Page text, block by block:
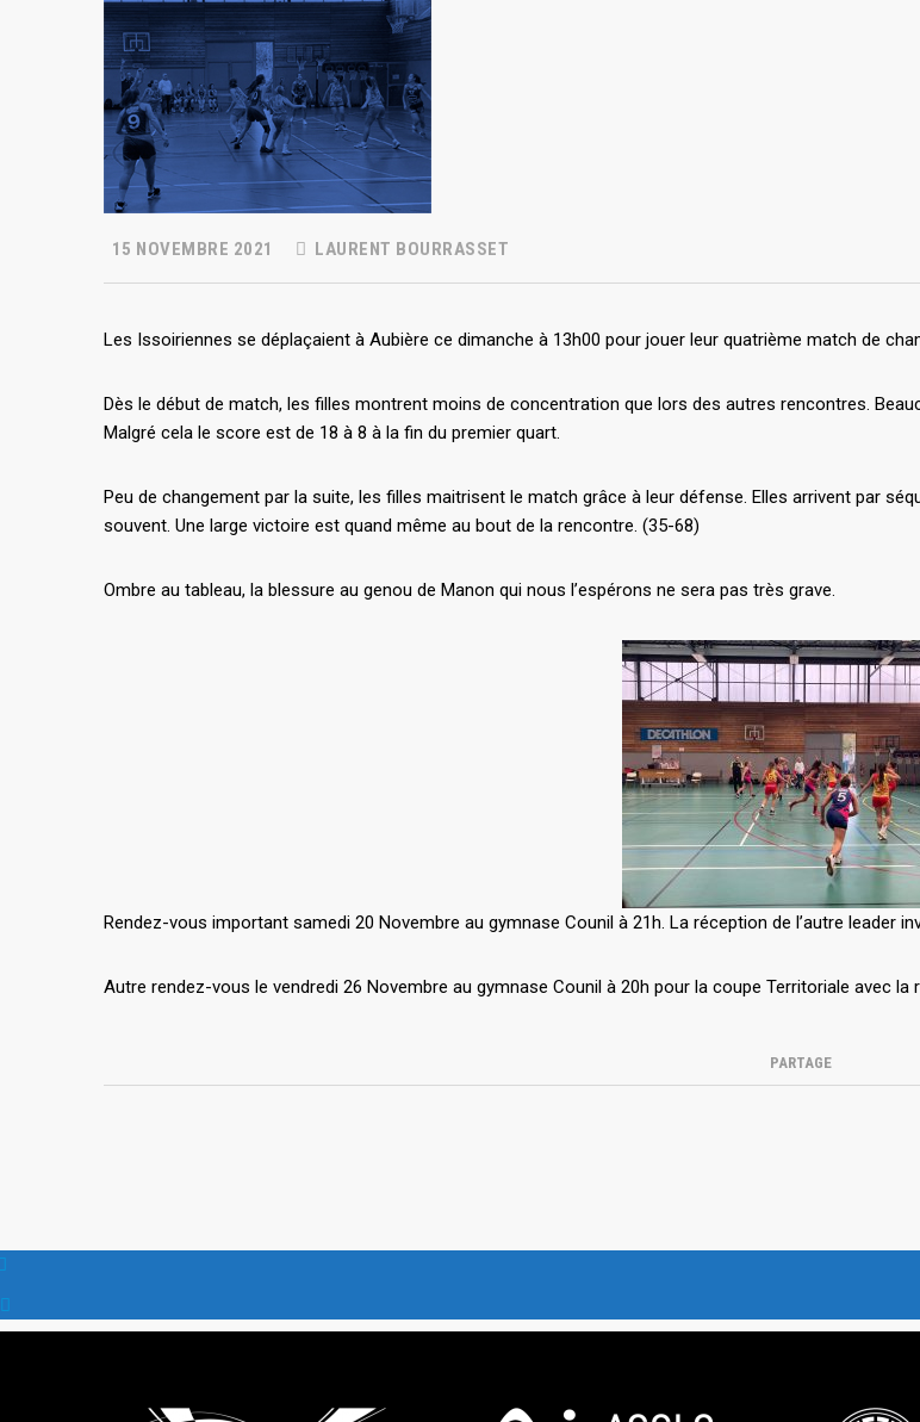
15 NOVEMBRE 2021 LAURENT BOURRASSET
Les Issoiriennes se déplaçaient à Aubière ce dimanche à 13h00 pour jouer leur quatrième match de
Dès le début de match, les filles montrent moins de concentration que lors des autres rencontres.
Malgré cela le score est de 18 à 8 à la fin du premier quart.
Peu de changement par la suite, les filles maitrisent le match grâce à leur défense. Elles arrivent par
souvent. Une large victoire est quand même au bout de la rencontre. (35-68)
Ombre au tableau, la blessure au genou de Manon qui nous l’espérons ne sera pas très grave.
Rendez-vous important samedi 20 Novembre au gymnase Counil à 21h. La réception de l’autre leader
Autre rendez-vous le vendredi 26 Novembre au gymnase Counil à 20h pour la coupe Territoriale avec la
PARTAGE